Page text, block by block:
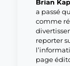
Brian
a passé
comme
reporter
page